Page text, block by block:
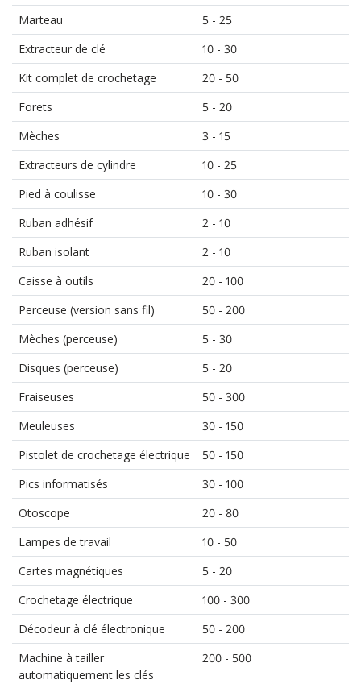
Marteau
5 - 25
Extracteur de clé
10 - 30
Kit complet de crochetage
20 - 50
Forets
5 - 20
Mèches
3 - 15
Extracteurs de cylindre
10 - 25
Pied à coulisse
10 - 30
Ruban adhésif
2 - 10
Ruban isolant
2 - 10
Caisse à outils
20 - 100
Perceuse (version sans fil)
50 - 200
Mèches (perceuse)
5 - 30
Disques (perceuse)
5 - 20
Fraiseuses
50 - 300
Meuleuses
30 - 150
Pistolet de crochetage électrique
50 - 150
Pics informatisés
30 - 100
Otoscope
20 - 80
Lampes de travail
10 - 50
Cartes magnétiques
5 - 20
Crochetage électrique
100 - 300
Décodeur à clé électronique
50 - 200
Machine à tailler
automatiquement les clés
200 - 500